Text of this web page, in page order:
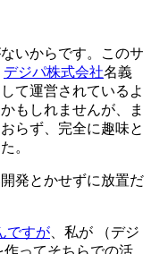
いからです。このサ
デジパ株式会社名義
て運営されているよ
もしれませんが、ま
らず、完全に趣味と
。
発とかせずに放置だ
ですが、私が （デジ